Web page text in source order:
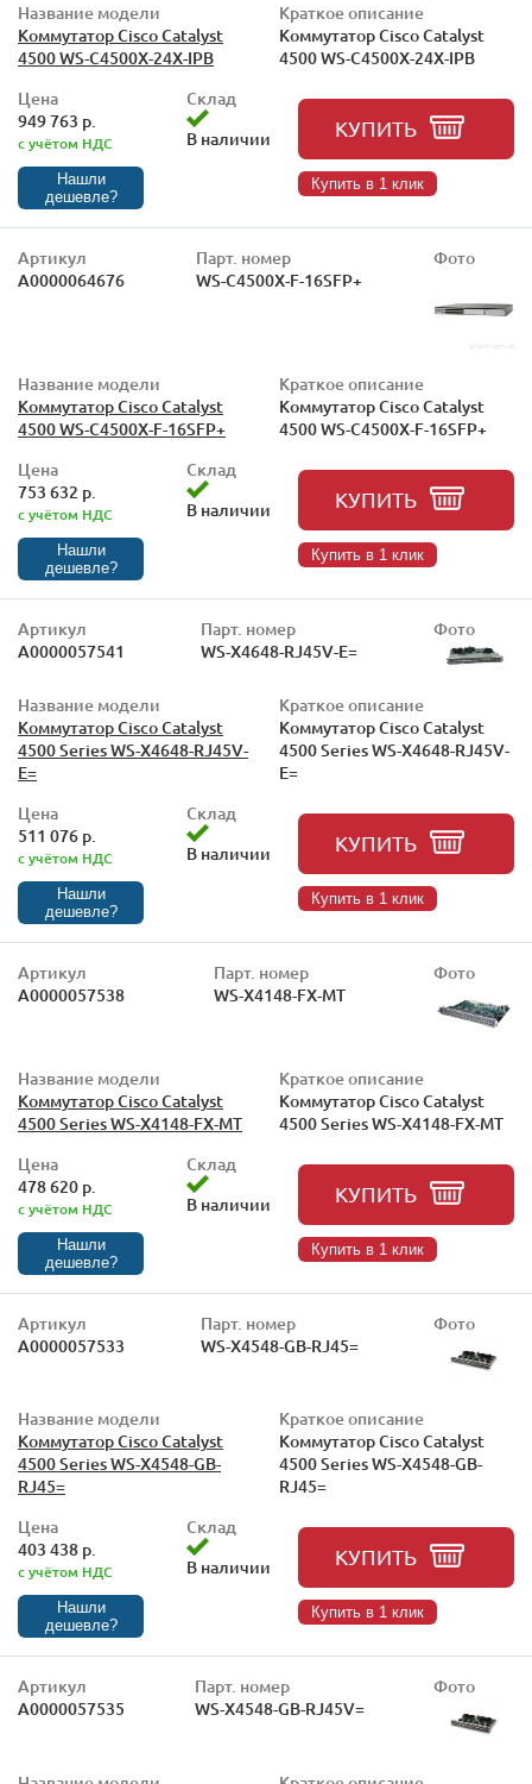
Название модели
Коммутатор Cisco Catalyst
4500 WS-C4500X-24X-IPB
Краткое описание
Коммутатор Cisco Catalyst
4500 WS-C4500X-24X-IPB
Цена
949 763 р.
с учётом НДС
Нашли
дешевле?
Склад
В наличии
КУПИТЬ
Купить в 1 клик
Артикул
А0000064676
Парт. номер
WS-C4500X-F-16SFP+
Фото
Название модели
Коммутатор Cisco Catalyst
4500 WS-C4500X-F-16SFP+
Краткое описание
Коммутатор Cisco Catalyst
4500 WS-C4500X-F-16SFP+
Цена
753 632 р.
с учётом НДС
Нашли
дешевле?
Склад
В наличии
КУПИТЬ
Купить в 1 клик
Артикул
А0000057541
Парт. номер
WS-X4648-RJ45V-E=
Фото
Название модели
Коммутатор Cisco Catalyst
4500 Series WS-X4648-RJ45V-
E=
Краткое описание
Коммутатор Cisco Catalyst
4500 Series WS-X4648-RJ45V-
E=
Цена
511 076 р.
с учётом НДС
Нашли
дешевле?
Склад
В наличии
КУПИТЬ
Купить в 1 клик
Артикул
А0000057538
Парт. номер
WS-X4148-FX-MT
Фото
Название модели
Коммутатор Cisco Catalyst
4500 Series WS-X4148-FX-MT
Краткое описание
Коммутатор Cisco Catalyst
4500 Series WS-X4148-FX-MT
Цена
478 620 р.
с учётом НДС
Нашли
дешевле?
Склад
В наличии
КУПИТЬ
Купить в 1 клик
Артикул
А0000057533
Парт. номер
WS-X4548-GB-RJ45=
Фото
Название модели
Коммутатор Cisco Catalyst
4500 Series WS-X4548-GB-
RJ45=
Краткое описание
Коммутатор Cisco Catalyst
4500 Series WS-X4548-GB-
RJ45=
Цена
403 438 р.
с учётом НДС
Нашли
дешевле?
Склад
В наличии
КУПИТЬ
Купить в 1 клик
Артикул
А0000057535
Парт. номер
WS-X4548-GB-RJ45V=
Фото